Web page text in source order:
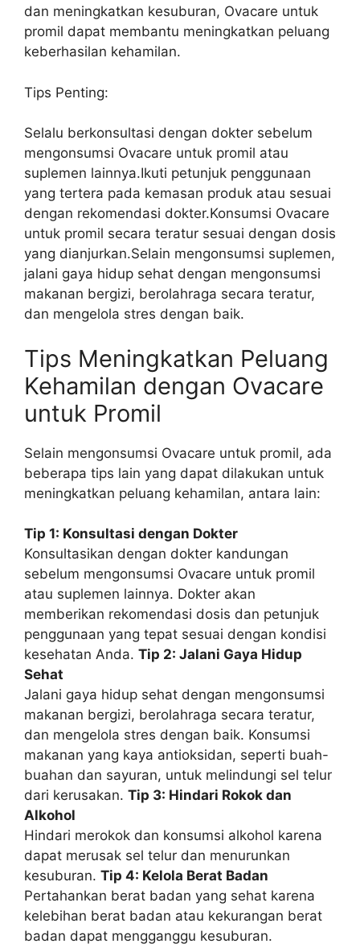
dan meningkatkan kesuburan, Ovacare untuk
promil dapat membantu meningkatkan peluang
keberhasilan kehamilan.
Tips Penting:
Selalu berkonsultasi dengan dokter sebelum
mengonsumsi Ovacare untuk promil atau
suplemen lainnya.Ikuti petunjuk penggunaan
yang tertera pada kemasan produk atau sesuai
dengan rekomendasi dokter.Konsumsi Ovacare
untuk promil secara teratur sesuai dengan dosis
yang dianjurkan.Selain mengonsumsi suplemen,
jalani gaya hidup sehat dengan mengonsumsi
makanan bergizi, berolahraga secara teratur,
dan mengelola stres dengan baik.
Tips Meningkatkan Peluang
Kehamilan dengan Ovacare
untuk Promil
Selain mengonsumsi Ovacare untuk promil, ada
beberapa tips lain yang dapat dilakukan untuk
meningkatkan peluang kehamilan, antara lain:
Tip 1: Konsultasi dengan Dokter
Konsultasikan dengan dokter kandungan
sebelum mengonsumsi Ovacare untuk promil
atau suplemen lainnya. Dokter akan
memberikan rekomendasi dosis dan petunjuk
penggunaan yang tepat sesuai dengan kondisi
kesehatan Anda. Tip 2: Jalani Gaya Hidup
Sehat
Jalani gaya hidup sehat dengan mengonsumsi
makanan bergizi, berolahraga secara teratur,
dan mengelola stres dengan baik. Konsumsi
makanan yang kaya antioksidan, seperti buah-
buahan dan sayuran, untuk melindungi sel telur
dari kerusakan. Tip 3: Hindari Rokok dan
Alkohol
Hindari merokok dan konsumsi alkohol karena
dapat merusak sel telur dan menurunkan
kesuburan. Tip 4: Kelola Berat Badan
Pertahankan berat badan yang sehat karena
kelebihan berat badan atau kekurangan berat
badan dapat mengganggu kesuburan.